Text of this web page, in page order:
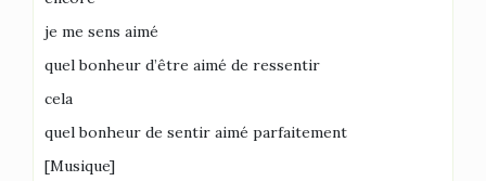
je me sens aimé
quel bonheur d’être aimé de ressentir
cela
quel bonheur de sentir aimé parfaitement
[Musique]